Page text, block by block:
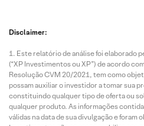
Disclaimer:
Este relatório de análise foi elaborado
(“XP Investimentos ou XP”) de acordo
Resolução CVM 20/2021, tem como
possam auxiliar o investidor a tomar sua
constituindo qualquer tipo de oferta ou
qualquer produto. As informações
válidas na data de sua divulgação e foram